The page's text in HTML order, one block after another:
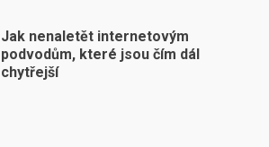
Jak nenaletět internetovým
podvodům, které jsou čím dál
chytřejší